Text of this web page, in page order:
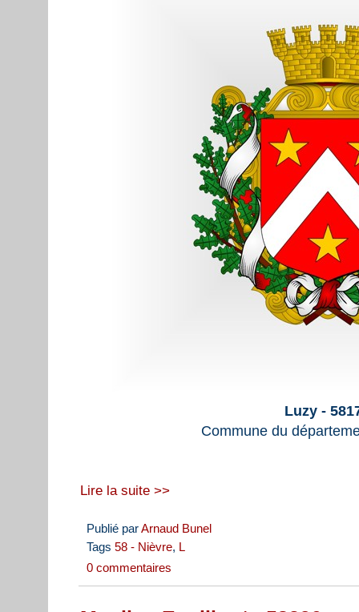
Luzy -
Commune du
Lire la suite >>
Publié parArnaud Bunel
Tags 58 - Nièvre, L
0 commentaires